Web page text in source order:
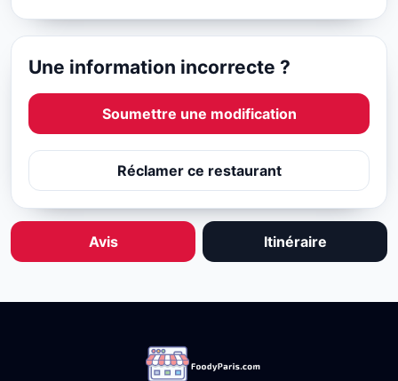
Une information incorrecte ?
Soumettre une modification
Réclamer ce restaurant
Avis Itinéraire